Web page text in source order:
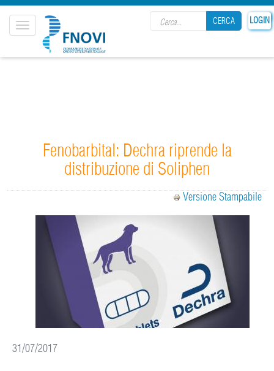
LOGIN
CERCA
Toggle
navigation
Fenobarbital: Dechra riprende la
distribuzione di Soliphen
Versione Stampabile
31/07/2017